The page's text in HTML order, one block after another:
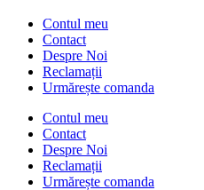
Contul meu
Contact
Despre Noi
Reclamații
Urmărește comanda
Contul meu
Contact
Despre Noi
Reclamații
Urmărește comanda